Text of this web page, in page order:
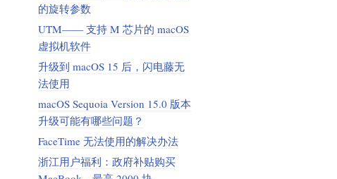
的旋转参数
UTM—— 支持 M 芯片的 macOS
虚拟机软件
升级到 macOS 15 后，闪电藤无
法使用
macOS Sequoia Version 15.0 版本
升级可能有哪些问题？
FaceTime 无法使用的解决办法
浙江用户福利：政府补贴购买